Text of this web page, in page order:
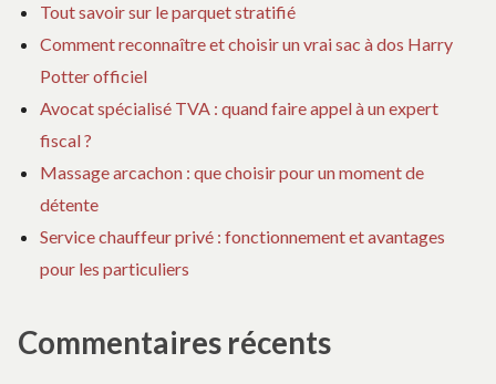
Tout savoir sur le parquet stratifié
Comment reconnaître et choisir un vrai sac à dos Harry
Potter officiel
Avocat spécialisé TVA : quand faire appel à un expert
fiscal ?
Massage arcachon : que choisir pour un moment de
détente
Service chauffeur privé : fonctionnement et avantages
pour les particuliers
Commentaires récents